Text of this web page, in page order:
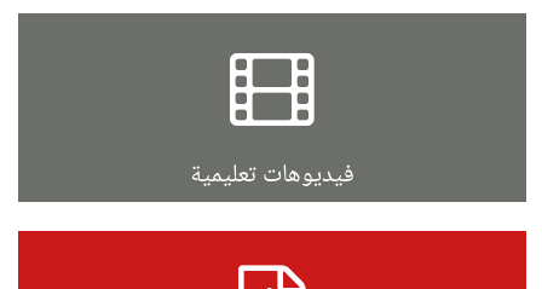
فيديوهات تعليمية